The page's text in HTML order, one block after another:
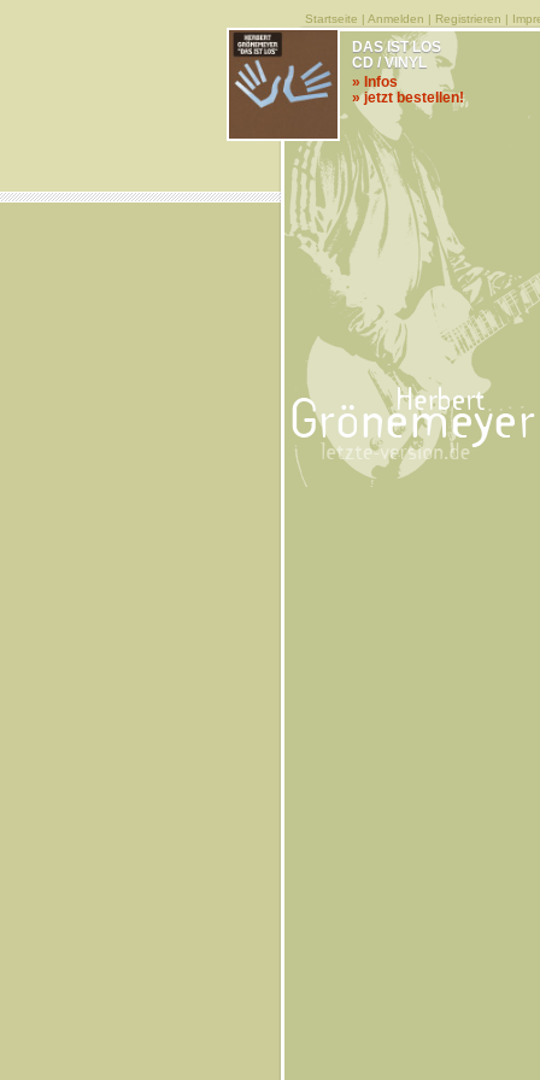
Startseite | Anmelden | Registrieren |
DAS IST LOS
CD / VINYL
» Infos
» jetzt bestellen!